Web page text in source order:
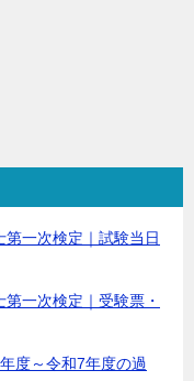
一次検定｜試験当日
一次検定｜受験票・
度～令和7年度の過